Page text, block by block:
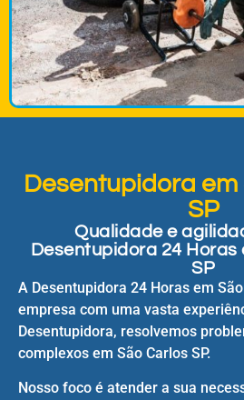
Desentupidora em
SP
Qualidade e
Desentupidora 24 Horas
SP
A Desentupidora 24 Horas em
empresa com uma vasta
Desentupidora, resolvemos
complexos em São Carlos SP.
Nosso foco é atender a sua